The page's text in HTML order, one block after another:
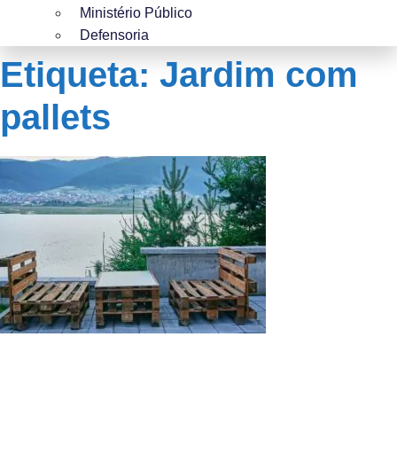
Ministério Público
Defensoria
Etiqueta: Jardim com
pallets